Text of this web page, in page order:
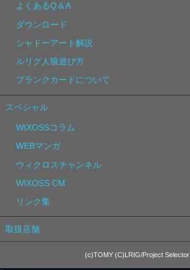
よくあるQ＆A
ダウンロード
シャドーアート解説
ルリグ人狼遊び方
ブランクカードについて
スペシャル
WIXOSSコラム
WEBマンガ
ウィクロスチャンネル
WIXOSS CM
リンク集
取扱店舗
(c)TOMY (C)LRIG/Project Selector